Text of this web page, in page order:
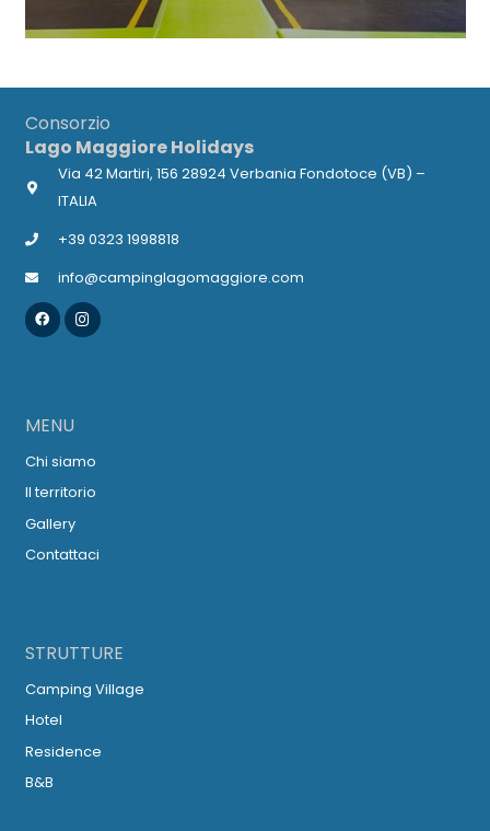
Consorzio
Lago Maggiore Holidays
Via 42 Martiri, 156 28924 Verbania Fondotoce (VB) –
ITALIA
+39 0323 1998818
info@campinglagomaggiore.com
MENU
Chi siamo
Il territorio
Gallery
Contattaci
STRUTTURE
Camping Village
Hotel
Residence
B&B